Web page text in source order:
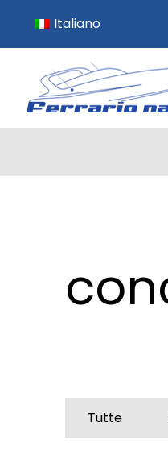
Italiano
Tutte